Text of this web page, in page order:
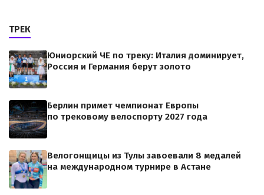
ТРЕК
Юниорский ЧЕ по треку: Италия доминирует,
Россия и Германия берут золото
Берлин примет чемпионат Европы
по трековому велоспорту 2027 года
Велогонщицы из Тулы завоевали 8 медалей
на международном турнире в Астане